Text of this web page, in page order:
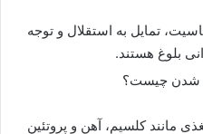
تمایل به استقلال و توجه
بلوغ هستند.
شدن چیست؟
مانند کلسیم، آهن و پروتئین